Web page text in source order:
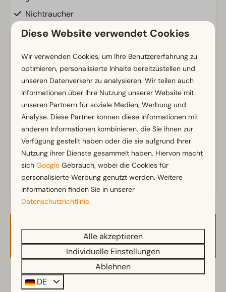
Nichtraucher
WLAN (gratis)
Parkmöglichkeit in der Nähe der Ferienunterkunft
Badezimmer
Badezimmer unten: 1
Toiletten im Badezimmer: 1
Außenbereich
Sonnenschirm
Terrasse
Garten
Gartenmöbel
Küche
Kühlschrank ohne Gefrierfach
Kaffeemaschine
Mikrowelle
Geschirrspüler
Wasserkocher
Zeig mehr ↓
Verfügbarkeit und Preis
2 Gäste
Diese Website verwendet Cookies
Wir verwenden Cookies, um Ihre Benutzererfahrung zu
optimieren, personalisierte Inhalte bereitzustellen und
unseren Datenverkehr zu analysieren. Wir teilen auch
Informationen über Ihre Nutzung unserer Website mit
unseren Partnern für soziale Medien, Werbung und
Analyse. Diese Partner können diese Informationen mit
anderen Informationen kombinieren, die Sie ihnen zur
Verfügung gestellt haben oder die sie aufgrund Ihrer
Nutzung ihrer Dienste gesammelt haben. Hiervon macht
sichGoogle Gebrauch, wobei die Cookies für
personalisierte Werbung genutzt werden. Weitere
Informationen finden Sie in unserer
Datenschutzrichtlinie.
Alle akzeptieren
Individuelle Einstellungen
Ablehnen
DE